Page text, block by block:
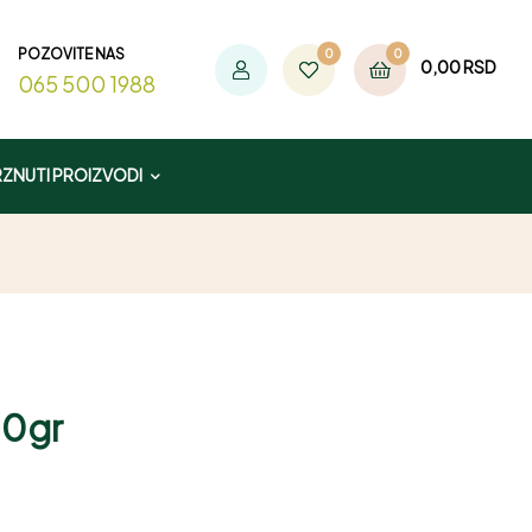
POZOVITE NAS
065 500 1988
0 0
0,00RSD
PROIZVODI